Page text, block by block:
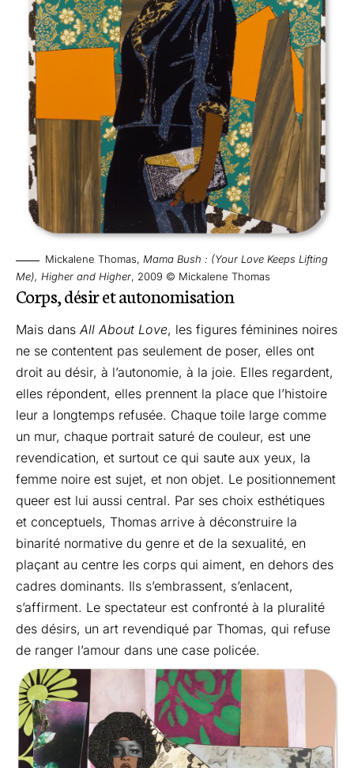
Mickalene Thomas, Mama Bush : (Your Love Keeps Lifting
Me), Higher and Higher, 2009 © Mickalene Thomas
Corps, désir et autonomisation
Mais dans All About Love, les figures féminines noires
ne se contentent pas seulement de poser, elles ont
droit au désir, à l’autonomie, à la joie. Elles regardent,
elles répondent, elles prennent la place que l’histoire
leur a longtemps refusée. Chaque toile large comme
un mur, chaque portrait saturé de couleur, est une
revendication, et surtout ce qui saute aux yeux, la
femme noire est sujet, et non objet. Le positionnement
queer est lui aussi central. Par ses choix esthétiques
et conceptuels, Thomas arrive à déconstruire la
binarité normative du genre et de la sexualité, en
plaçant au centre les corps qui aiment, en dehors des
cadres dominants. Ils s’embrassent, s’enlacent,
s’affirment. Le spectateur est confronté à la pluralité
des désirs, un art revendiqué par Thomas, qui refuse
de ranger l’amour dans une case policée.